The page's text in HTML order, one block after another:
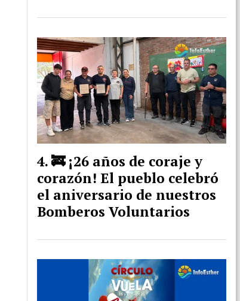
🚒 ¡26 años de coraje y
corazón! El pueblo celebró
el aniversario de nuestros
Bomberos Voluntarios